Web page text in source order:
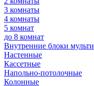
3 комнаты
4 комнаты
5 комнат
до 8 комнат
Внутренние блоки
Настенные
Кассетные
Напольно-потолочные
Колонные